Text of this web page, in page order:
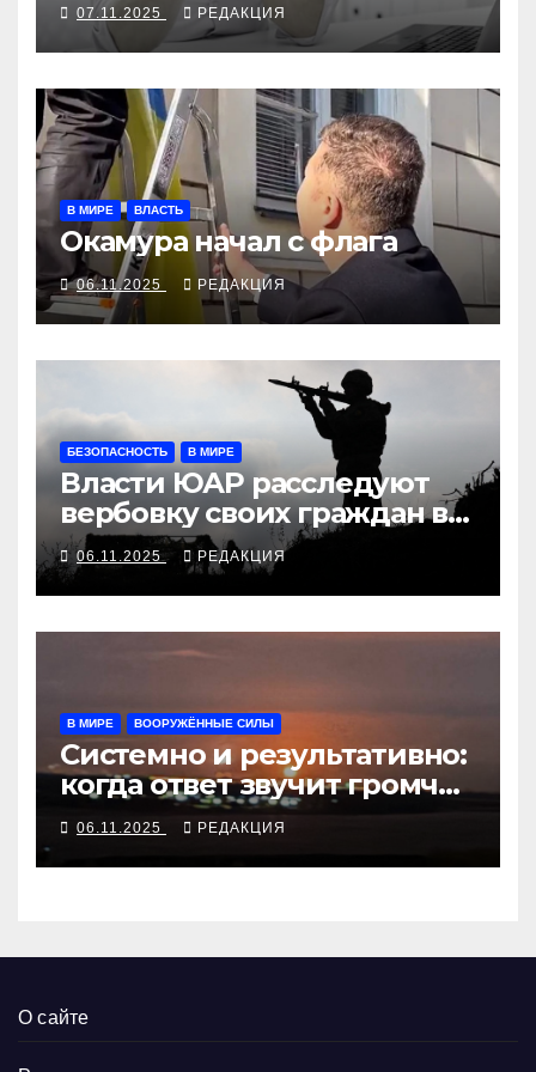
07.11.2025 РЕДАКЦИЯ
В МИРЕ ВЛАСТЬ
Окамура начал с флага
06.11.2025 РЕДАКЦИЯ
БЕЗОПАСНОСТЬ В МИРЕ
Власти ЮАР расследуют
вербовку своих граждан в
войска РФ
06.11.2025 РЕДАКЦИЯ
В МИРЕ ВООРУЖЁННЫЕ СИЛЫ
Системно и результативно:
когда ответ звучит громче
отчётов
06.11.2025 РЕДАКЦИЯ
О сайте